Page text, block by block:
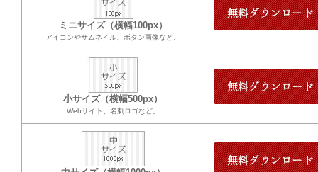
ミニサイズ（横幅100px）
アイコンやサムネイル、ボタン画像など。
小サイズ（横幅500px）
Webサイト、名刺ロゴなど。